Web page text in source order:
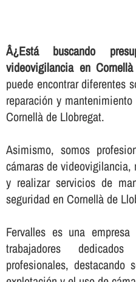
Â¿Está buscando
videovigilancia en
puede encontrar diferentes
reparación y
Cornellà de Llobregat.
Asimismo, somos
cámaras de
y realizar servicios de
seguridad en Cornellà de
Fervalles es una
trabajadores
profesionales, destacando